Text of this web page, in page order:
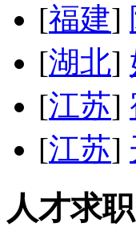
[福建]
[湖北]
[江苏]
[江苏]
人才求职